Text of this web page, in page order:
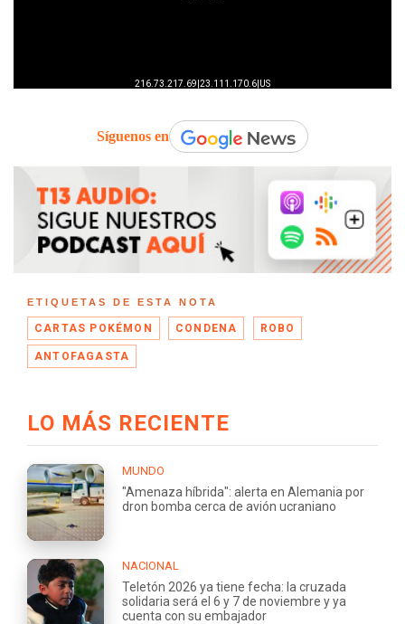
Síguenos en
ETIQUETAS DE ESTA NOTA
CARTAS POKÉMON CONDENA ROBO
ANTOFAGASTA
LO MÁS RECIENTE
MUNDO
"Amenaza híbrida": alerta en Alemania por
dron bomba cerca de avión ucraniano
NACIONAL
Teletón 2026 ya tiene fecha: la cruzada
solidaria será el 6 y 7 de noviembre y ya
cuenta con su embajador